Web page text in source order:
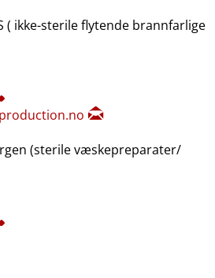
( ikke-sterile flytende brannfarlige
(sterile væskepreparater​/​